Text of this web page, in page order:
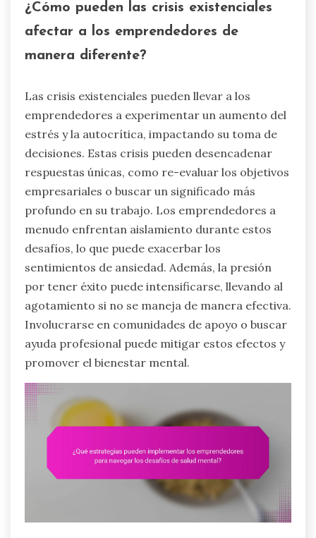
¿Cómo pueden las crisis existenciales
afectar a los emprendedores de
manera diferente?
Las crisis existenciales pueden llevar a los
emprendedores a experimentar un aumento del
estrés y la autocrítica, impactando su toma de
decisiones. Estas crisis pueden desencadenar
respuestas únicas, como re-evaluar los objetivos
empresariales o buscar un significado más
profundo en su trabajo. Los emprendedores a
menudo enfrentan aislamiento durante estos
desafíos, lo que puede exacerbar los
sentimientos de ansiedad. Además, la presión
por tener éxito puede intensificarse, llevando al
agotamiento si no se maneja de manera efectiva.
Involucrarse en comunidades de apoyo o buscar
ayuda profesional puede mitigar estos efectos y
promover el bienestar mental.